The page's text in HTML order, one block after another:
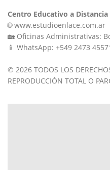
Centro Educativo a Distancia
🌐 www.estudioenlace.com.ar
🏡 Oficinas Administrativas:
📱 WhatsApp: +549 2473
© 2026 TODOS LOS
REPRODUCCIÓN TOTAL O